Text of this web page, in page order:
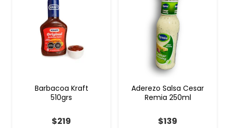
Barbacoa Kraft
510grs
$219
Aderezo Salsa Cesar
Remia 250ml
$139